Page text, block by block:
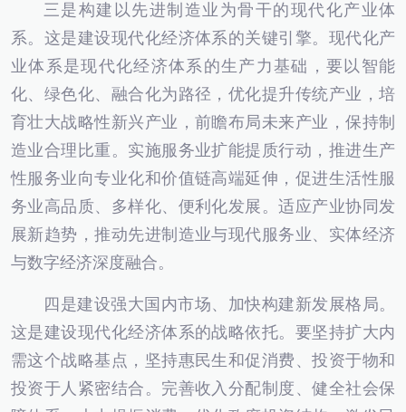
三是构建以先进制造业为骨干的现代化产业体
系。这是建设现代化经济体系的关键引擎。现代化产
业体系是现代化经济体系的生产力基础，要以智能
化、绿色化、融合化为路径，优化提升传统产业，培
育壮大战略性新兴产业，前瞻布局未来产业，保持制
造业合理比重。实施服务业扩能提质行动，推进生产
性服务业向专业化和价值链高端延伸，促进生活性服
务业高品质、多样化、便利化发展。适应产业协同发
展新趋势，推动先进制造业与现代服务业、实体经济
与数字经济深度融合。
四是建设强大国内市场、加快构建新发展格局。
这是建设现代化经济体系的战略依托。要坚持扩大内
需这个战略基点，坚持惠民生和促消费、投资于物和
投资于人紧密结合。完善收入分配制度、健全社会保